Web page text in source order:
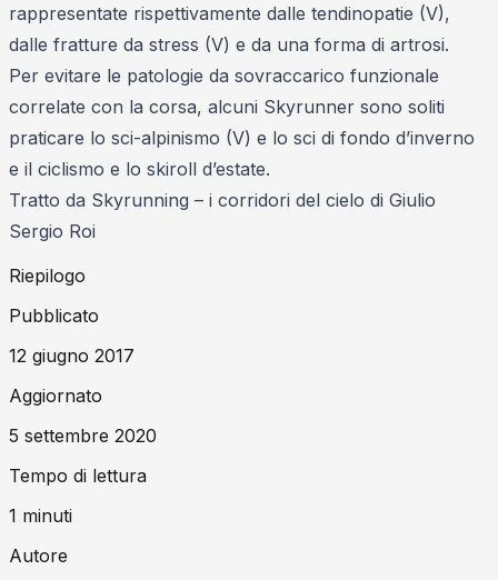
rappresentate rispettivamente dalle tendinopatie (V),
dalle fratture da stress (V) e da una forma di artrosi.
Per evitare le patologie da sovraccarico funzionale
correlate con la corsa, alcuni Skyrunner sono soliti
praticare lo sci-alpinismo (V) e lo sci di fondo d’inverno
e il ciclismo e lo skiroll d’estate.
Tratto da Skyrunning – i corridori del cielo di Giulio
Sergio Roi
Riepilogo
Pubblicato
12 giugno 2017
Aggiornato
5 settembre 2020
Tempo di lettura
1 minuti
Autore